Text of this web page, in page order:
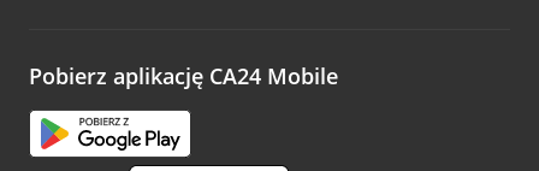
Pobierz aplikację CA24 Mobile